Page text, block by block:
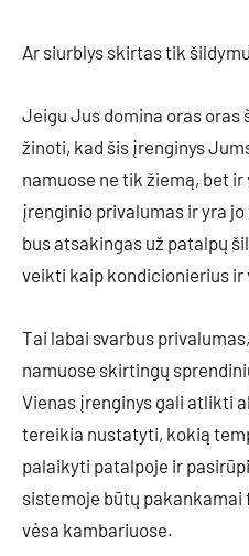
Ar siurblys skirtas tik
Jeigu Jus domina oras oras
žinoti, kad šis įrenginys
namuose ne tik žiemą, bet
įrenginio privalumas ir yra
bus atsakingas už patalpų
veikti kaip kondicionierius ir
Tai labai svarbus
namuose skirtingų
Vienas įrenginys gali atlikti
tereikia nustatyti, kokią
palaikyti patalpoje ir
sistemoje būtų pakankamai
vėsa kambariuose.